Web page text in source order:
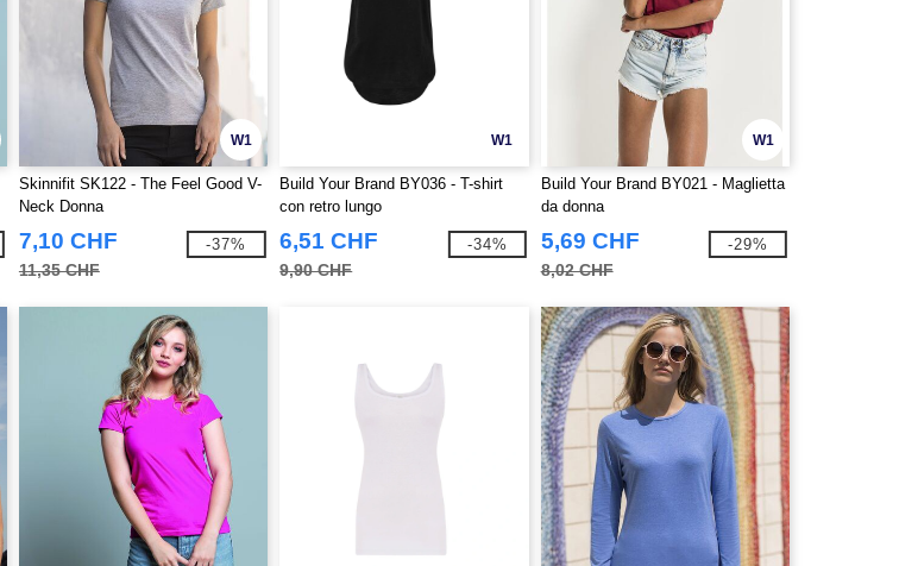
W1
Skinnifit SK122 - The Feel Good V-
Neck Donna
7,10 CHF
11,35 CHF
-37%
W1
Build Your Brand BY036 - T-shirt
con retro lungo
6,51 CHF
9,90 CHF
-34%
W1
Build Your Brand BY021 - Maglietta
da donna
5,69 CHF
8,02 CHF
-29%